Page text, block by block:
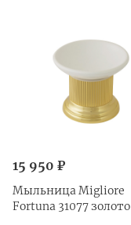
15 950 ₽
Мыльница Migliore
Fortuna 31077 золото